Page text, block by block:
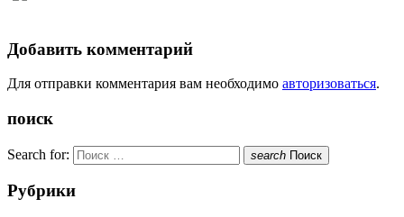
Добавить комментарий
Для отправки комментария вам необходимо авторизоваться.
поиск
Search for: search Поиск
Рубрики